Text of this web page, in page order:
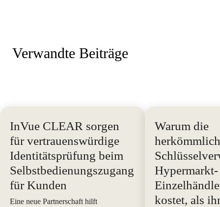
Verwandte Beiträge
InVue CLEAR sorgen
für vertrauenswürdige
Identitätsprüfung beim
Selbstbedienungszugang
für Kunden
Eine neue Partnerschaft hilft
Warum die
Hypermarkt-
kostet, als